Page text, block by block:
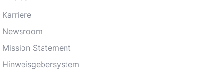
Karriere
Newsroom
Mission Statement
Hinweisgebersystem